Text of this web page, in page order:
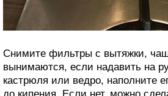
Снимите фильтры с вытяжки,
вынимаются, если надавить на
кастрюля или ведро, наполните